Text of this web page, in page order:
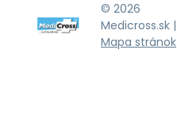
© 2026
Medicross.sk |
Mapa stránok